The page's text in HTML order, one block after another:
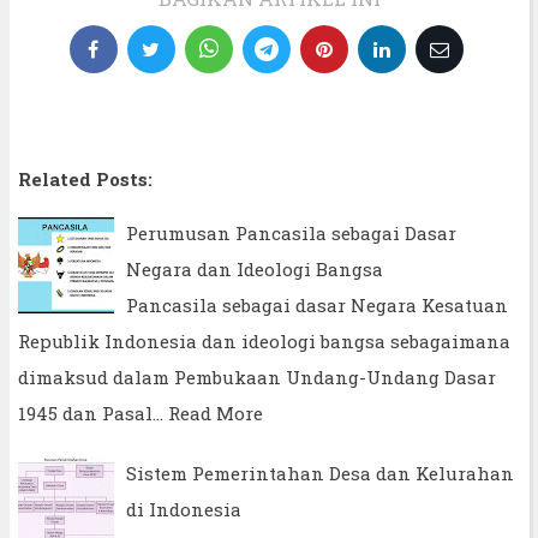
Related Posts:
Perumusan Pancasila sebagai Dasar
Negara dan Ideologi Bangsa
Pancasila sebagai dasar Negara Kesatuan
Republik Indonesia dan ideologi bangsa sebagaimana
dimaksud dalam Pembukaan Undang-Undang Dasar
1945 dan Pasal… Read More
Sistem Pemerintahan Desa dan Kelurahan
di Indonesia